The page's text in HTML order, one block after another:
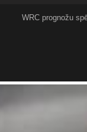
WRC prognožu